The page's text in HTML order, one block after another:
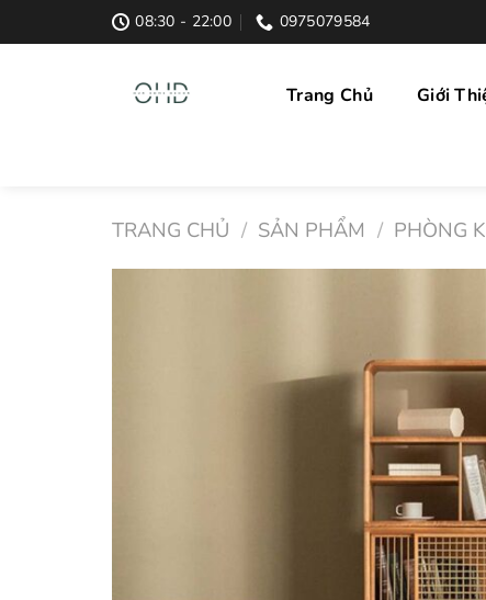
to
08:30 - 22:00 0975079584
Trang Chủ Giới
TRANG CHỦ / SẢN PHẨM / PHÒNG